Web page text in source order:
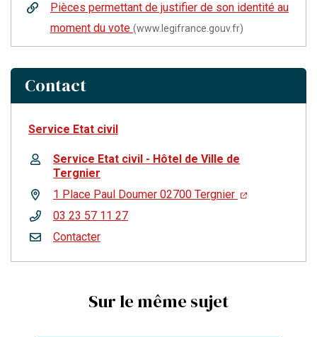
Pièces permettant de justifier de son identité au
moment du vote (www.legifrance.gouv.fr)
Contact
Service Etat civil
Service Etat civil - Hôtel de Ville de
Tergnier
1 Place Paul Doumer 02700 Tergnier
03 23 57 11 27
Contacter
Sur le même sujet